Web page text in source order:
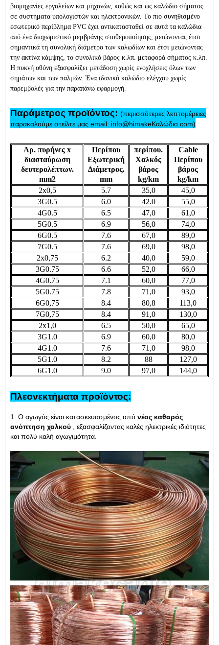
βιομηχανίες εργαλείων και μηχανών, καθώς και ως καλώδιο σήματος
σε συστήματα υπολογιστών και ηλεκτρονικών. Το πιο συνηθισμένο
εσωτερικό περίβλημα PVC έχει αντικατασταθεί σε αυτά τα καλώδια
από ένα διαχωριστικό μεμβράνης σταθεροποίησης, μειώνοντας έτσι
σημαντικά τη συνολική διάμετρο των καλωδίων και έτσι μειώνοντας
την ακτίνα κάμψης, το συνολικό βάρος κ.λπ. μεταφορά σήματος κ.λπ.
Η πυκνή οθόνη εξασφαλίζει μετάδοση χωρίς ενοχλήσεις όλων των
σημάτων και των παλμών. Ένα ιδανικό καλώδιο ελέγχου χωρίς
παρεμβολές για την παραπάνω εφαρμογή.
Παράμετρος προϊόντος: (περισσότερες λεπτομέρειες
παρακαλούμε στείλτε μας email: info@himakeΚαλώδιο.com)
Αρ. πυρήνες x
διασταύρωση
δευτερολέπτων.
mm2
Περίπου
Εξωτερική
Διάμετρος.
mm
περίπου.
Χαλκός
βάρος
kg/km
Cable
Περίπου
βάρος
kg/km
2x0,5
5.7 35,0
45,0
3G0.5
6.0 42.0
55,0
4G0.5
6.5 47,0
61,0
5G0.5
6.9 56,0
74,0
6G0.5
7.6 67,0
89,0
7G0.5
7.6 69,0
98,0
2x0,75
6.2 40,0
59,0
3G0.75
6.6 52,0
66,0
4G0.75
7.1 60,0
77,0
5G0.75
7.8 71,0
93,0
6G0,75
8.4 80,8
113,0
7G0,75
8.4 91,0
130,0
2x1,0
6.5 50,0
65,0
3G1.0
6.9 60,0
80,0
4G1.0
7.6 71,0
98,0
5G1.0
8.2 88
127,0
6G1.0
9.0 97,0 144,0
Πλεονεκτήματα προϊόντος:
1. Ο αγωγός είναι κατασκευασμένος από νέος καθαρός
ανόπτηση χαλκού
, εξασφαλίζοντας καλές ηλεκτρικές ιδιότητες
και πολύ καλή αγωγιμότητα.